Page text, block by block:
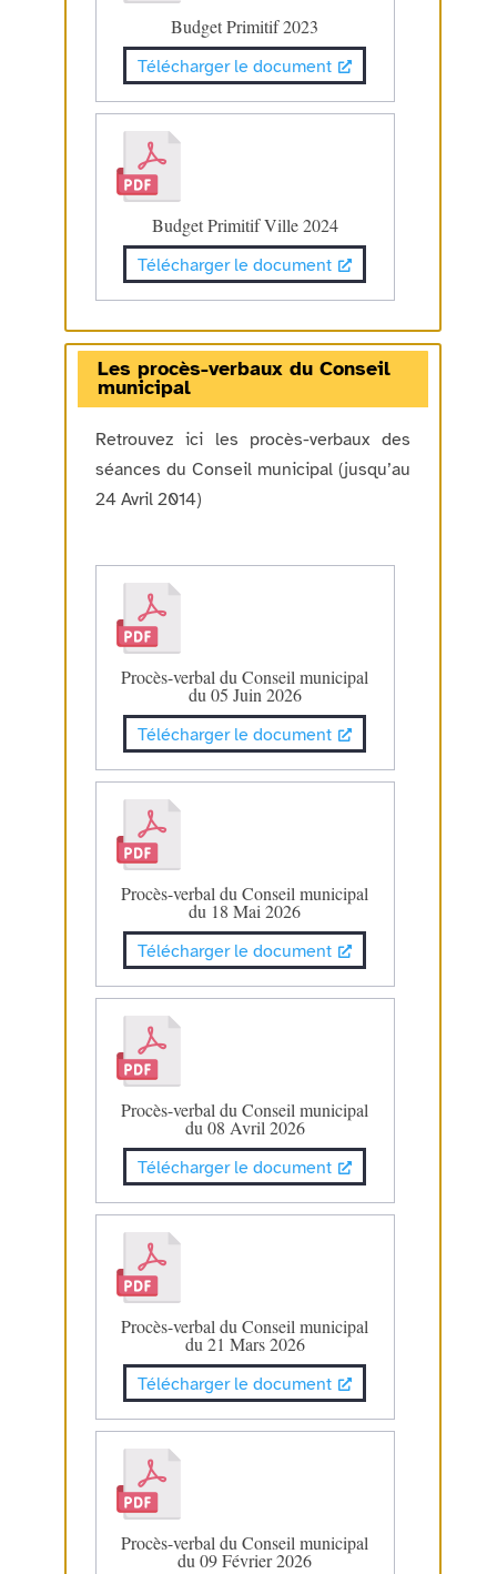
Budget Primitif 2023
Télécharger le document
Budget Primitif Ville 2024
Télécharger le document
Les procès-verbaux du Conseil
municipal
Retrouvez ici les procès-verbaux des
séances du Conseil municipal (jusqu’au
24 Avril 2014)
Procès-verbal du Conseil municipal
du 05 Juin 2026
Télécharger le document
Procès-verbal du Conseil municipal
du 18 Mai 2026
Télécharger le document
Procès-verbal du Conseil municipal
du 08 Avril 2026
Télécharger le document
Procès-verbal du Conseil municipal
du 21 Mars 2026
Télécharger le document
Procès-verbal du Conseil municipal
du 09 Février 2026